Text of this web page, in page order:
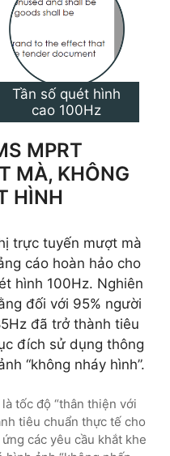
Tần số quét hình
cao 100Hz
MPRT
MÀ, KHÔNG
HÌNH
trực tuyến mượt mà
cáo hoàn hảo cho
hình 100Hz. Nghiên
đối với 95% người
đã trở thành tiêu
đích sử dụng thông
“không nháy hình”.
tốc độ “thân thiện với
tiêu chuẩn thực tế cho
các yêu cầu khắt khe